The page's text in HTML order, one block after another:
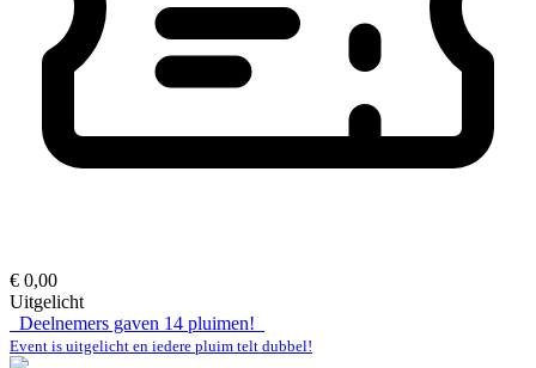
€ 0,00
Uitgelicht
Deelnemers gaven 14 pluimen!
Event is uitgelicht en iedere pluim telt dubbel!